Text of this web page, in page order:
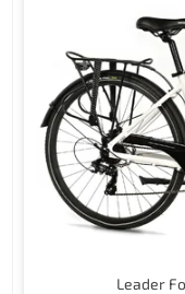
Leader